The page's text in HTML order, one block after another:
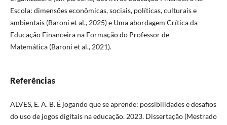
Escola: dimensões econômicas, sociais, políticas, culturais e
ambientais (Baroni et al., 2025) e Uma abordagem Crítica da
Educação Financeira na Formação do Professor de
Matemática (Baroni et al., 2021).
Referências
ALVES, E. A. B. É jogando que se aprende: possibilidades e desafios
do uso de jogos digitais na educação. 2023. Dissertação (Mestrado